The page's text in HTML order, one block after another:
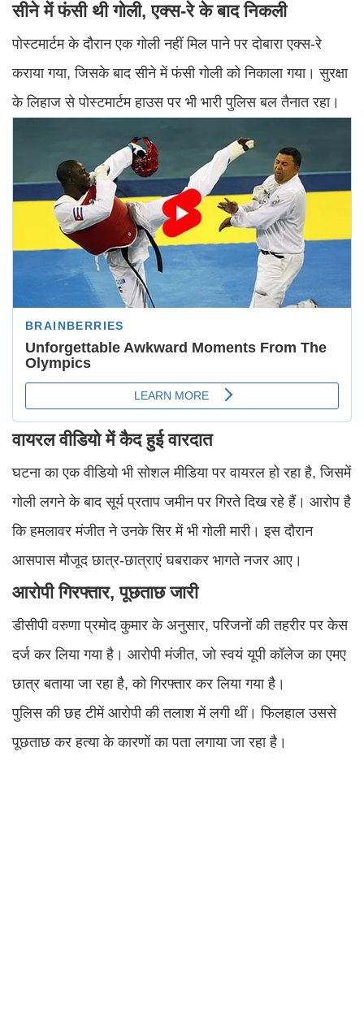
सीने में फंसी थी गोली, एक्स-रे के बाद निकली
पोस्टमार्टम के दौरान एक गोली नहीं मिल पाने पर दोबारा एक्स-रे
कराया गया, जिसके बाद सीने में फंसी गोली को निकाला गया। सुरक्षा
के लिहाज से पोस्टमार्टम हाउस पर भी भारी पुलिस बल तैनात रहा।
वायरल वीडियो में कैद हुई वारदात
घटना का एक वीडियो भी सोशल मीडिया पर वायरल हो रहा है, जिसमें
गोली लगने के बाद सूर्य प्रताप जमीन पर गिरते दिख रहे हैं। आरोप है
कि हमलावर मंजीत ने उनके सिर में भी गोली मारी। इस दौरान
आसपास मौजूद छात्र-छात्राएं घबराकर भागते नजर आए।
आरोपी गिरफ्तार, पूछताछ जारी
डीसीपी वरुणा प्रमोद कुमार के अनुसार, परिजनों की तहरीर पर केस
दर्ज कर लिया गया है। आरोपी मंजीत, जो स्वयं यूपी कॉलेज का एमए
छात्र बताया जा रहा है, को गिरफ्तार कर लिया गया है।
पुलिस की छह टीमें आरोपी की तलाश में लगी थीं। फिलहाल उससे
पूछताछ कर हत्या के कारणों का पता लगाया जा रहा है।